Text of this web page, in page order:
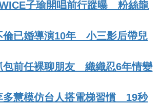
子瑜開唱前行蹤曝 粉絲龍
倫已婚導演10年 小三影后帶兒
包前任裸聊朋友 織織忍6年情變
多慧模仿台人搭電梯習慣 19秒